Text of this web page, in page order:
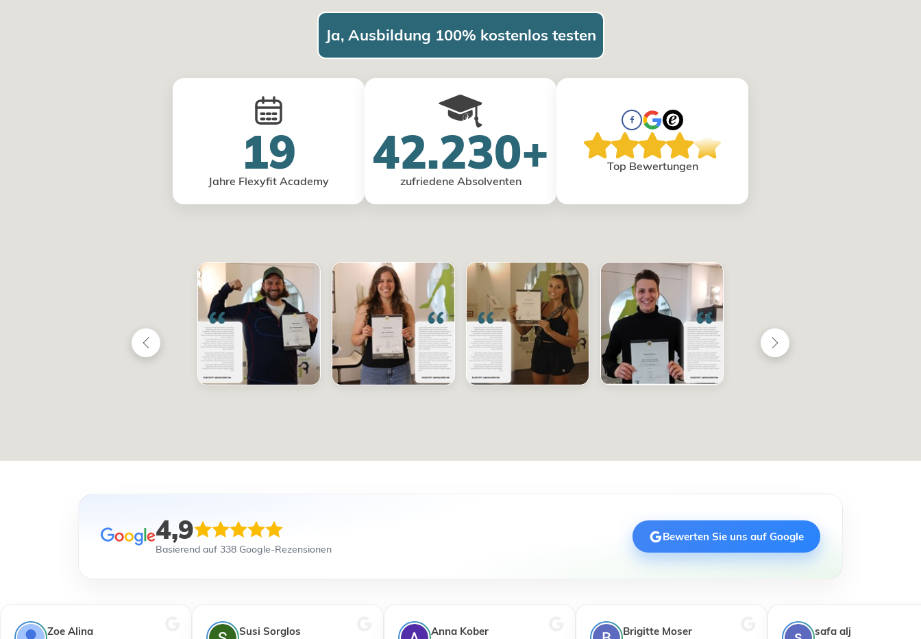
Ja, Ausbildung 100% kostenlos testen
19
Jahre Flexyfit Academy
42.230+
zufriedene Absolventen
Top Bewertungen
4,9
Basierend auf 338 Google-Rezensionen
Bewerten Sie uns auf Google
Zoe Alina Susi Sorglos Anna Kober Brigitte Moser safa alj